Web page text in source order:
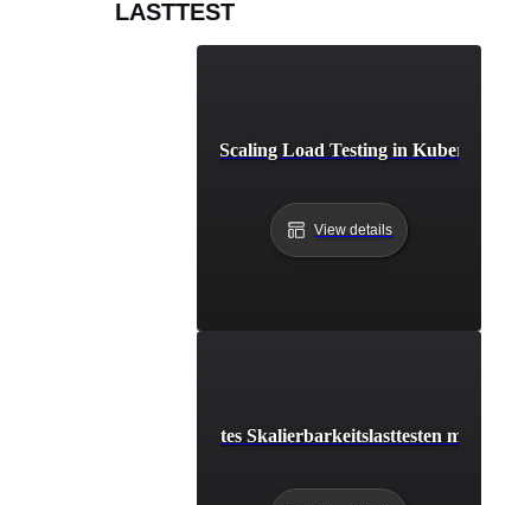
LASTTEST
Auto-Scaling Load Testing in Kubernetes
View details
Automatisiertes Skalierbarkeitslasttesten mit